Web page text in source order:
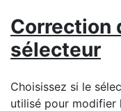
Correction
sélecteur
Choisissez si le
utilisé pour modifier